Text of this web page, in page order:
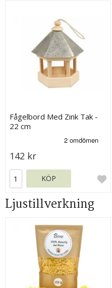
Fågelbord Med Zink Tak -
22 cm
142 kr
KÖP
Ljustillverkning